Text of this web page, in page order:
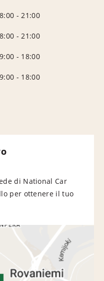
- 21:00
- 21:00
- 18:00
- 18:00
di National Car
per ottenere il tuo